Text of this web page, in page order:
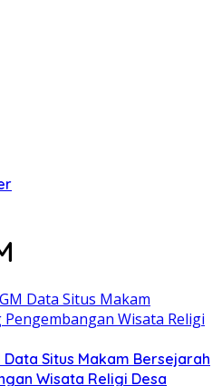
Data Situs Makam Bersejarah
Wisata Religi Desa